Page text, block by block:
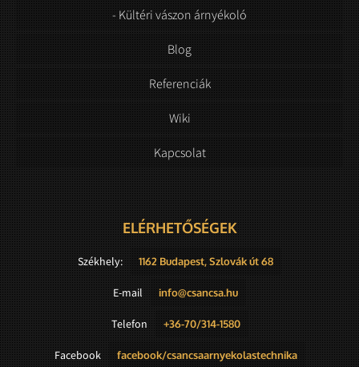
- Kültéri vászon árnyékoló
Blog
Referenciák
Wiki
Kapcsolat
ELÉRHETŐSÉGEK
Székhely: 1162 Budapest, Szlovák út 68
E-mail info@csancsa.hu
Telefon +36-70/314-1580
Facebook facebook/csancsaarnyekolastechnika